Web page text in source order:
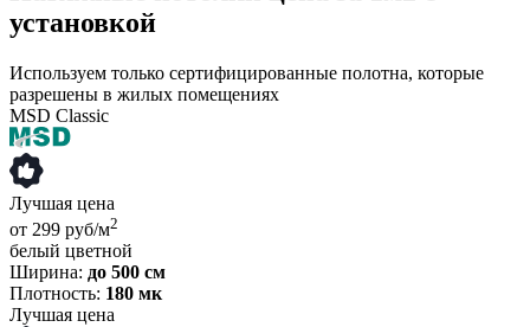
установкой
Используем только сертифицированные полотна, которые
разрешены в жилых помещениях
MSD Classic
Лучшая цена
от 299 руб/м2
белый цветной
Ширина: до 500 см
Плотность: 180 мк
Лучшая цена